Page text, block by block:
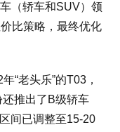
（轿车和SUV）领
比策略，最终优化
“老头乐”的T03，
推出了B级轿车
间已调整至15-20